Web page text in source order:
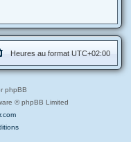
Heures au format UTC+02:00
phpBB
© phpBB Limited